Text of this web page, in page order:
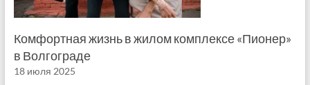
Комфортная жизнь в жилом комплексе «Пионер»
в Волгограде
18 июля 2025